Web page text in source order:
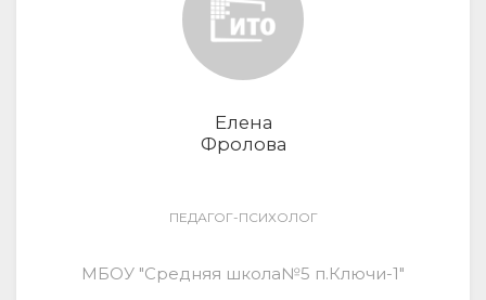
Елена
Фролова
ПЕДАГОГ-ПСИХОЛОГ
МБОУ "Средняя школа№5 п.Ключи-1"